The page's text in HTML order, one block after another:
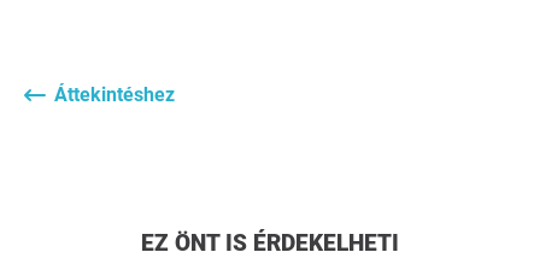
Áttekintéshez
EZ ÖNT IS ÉRDEKELHETI